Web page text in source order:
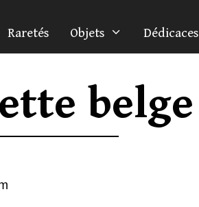
Raretés Objets Dédicaces
belge